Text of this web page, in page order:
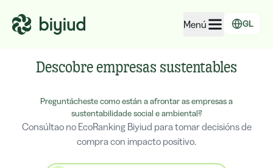
Menú
EcoRating de empresas
Para xente
Para administracións
GL
Descobre empresas sustentables
Preguntácheste como están a afrontar as empresas a
sustentabilidade social e ambiental?
Consúltao no EcoRanking Biyiud para tomar decisións de
compra con impacto positivo.